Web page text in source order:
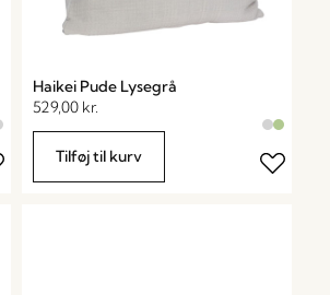
Haikei Pude Lysegrå
529,00 kr.
Tilføj til kurv